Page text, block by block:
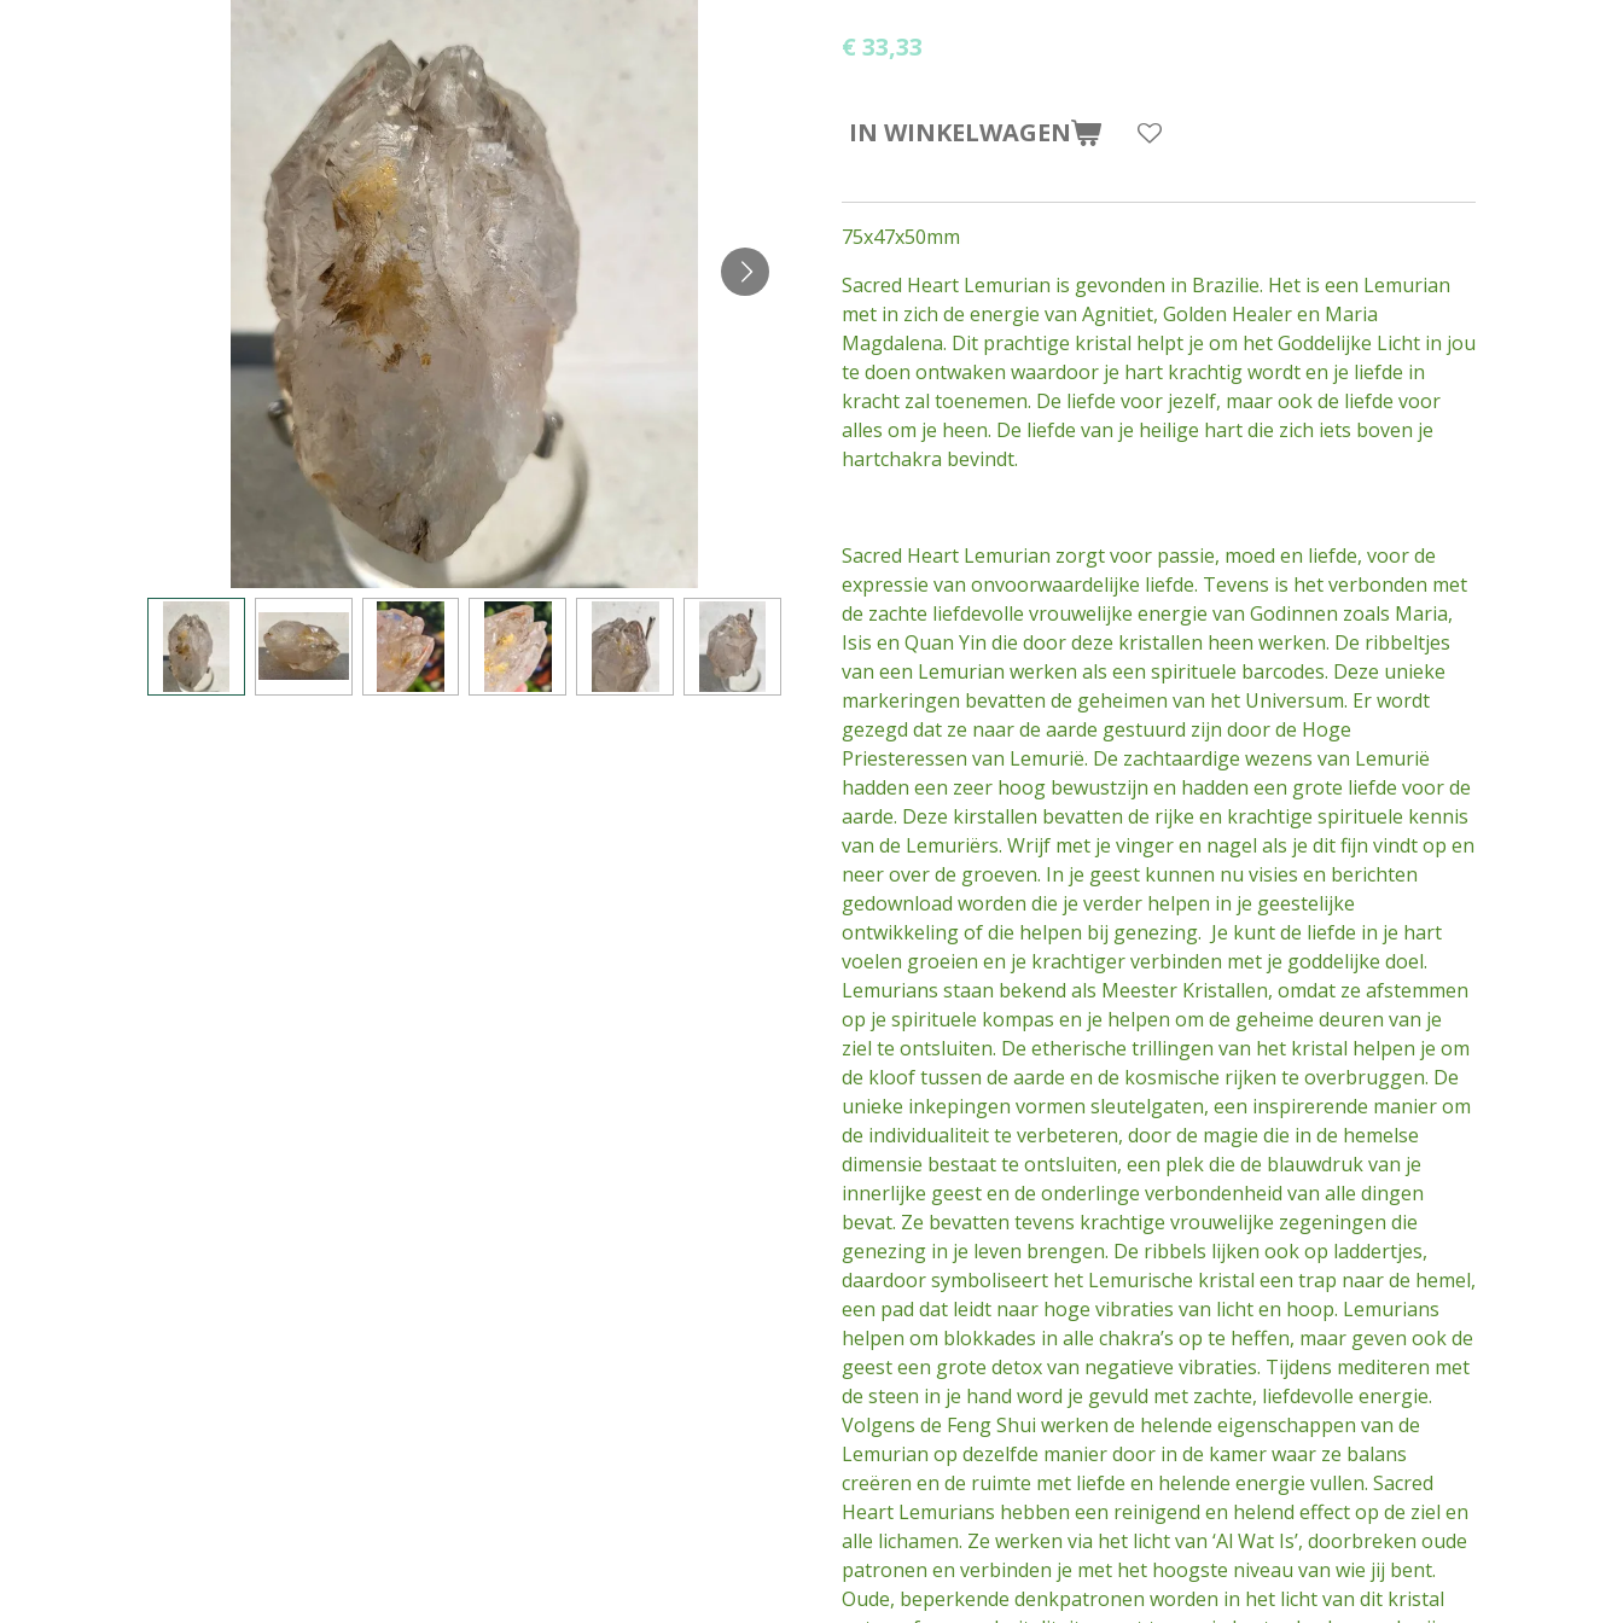
€ 33,33
IN WINKELWAGEN
75x47x50mm
Sacred Heart Lemurian is gevonden in Brazilie. Het is een Lemurian
met in zich de energie van Agnitiet, Golden Healer en Maria
Magdalena. Dit prachtige kristal helpt je om het Goddelijke Licht in jou
te doen ontwaken waardoor je hart krachtig wordt en je liefde in
kracht zal toenemen. De liefde voor jezelf, maar ook de liefde voor
alles om je heen. De liefde van je heilige hart die zich iets boven je
hartchakra bevindt.
Sacred Heart Lemurian zorgt voor passie, moed en liefde, voor de
expressie van onvoorwaardelijke liefde. Tevens is het verbonden met
de zachte liefdevolle vrouwelijke energie van Godinnen zoals Maria,
Isis en Quan Yin die door deze kristallen heen werken. De ribbeltjes
van een Lemurian werken als een spirituele barcodes. Deze unieke
markeringen bevatten de geheimen van het Universum. Er wordt
gezegd dat ze naar de aarde gestuurd zijn door de Hoge
Priesteressen van Lemurië. De zachtaardige wezens van Lemurië
hadden een zeer hoog bewustzijn en hadden een grote liefde voor de
aarde. Deze kirstallen bevatten de rijke en krachtige spirituele kennis
van de Lemuriërs. Wrijf met je vinger en nagel als je dit fijn vindt op en
neer over de groeven. In je geest kunnen nu visies en berichten
gedownload worden die je verder helpen in je geestelijke
ontwikkeling of die helpen bij genezing. Je kunt de liefde in je hart
voelen groeien en je krachtiger verbinden met je goddelijke doel.
Lemurians staan bekend als Meester Kristallen, omdat ze afstemmen
op je spirituele kompas en je helpen om de geheime deuren van je
ziel te ontsluiten. De etherische trillingen van het kristal helpen je om
de kloof tussen de aarde en de kosmische rijken te overbruggen. De
unieke inkepingen vormen sleutelgaten, een inspirerende manier om
de individualiteit te verbeteren, door de magie die in de hemelse
dimensie bestaat te ontsluiten, een plek die de blauwdruk van je
innerlijke geest en de onderlinge verbondenheid van alle dingen
bevat. Ze bevatten tevens krachtige vrouwelijke zegeningen die
genezing in je leven brengen. De ribbels lijken ook op laddertjes,
daardoor symboliseert het Lemurische kristal een trap naar de hemel,
een pad dat leidt naar hoge vibraties van licht en hoop. Lemurians
helpen om blokkades in alle chakra’s op te heffen, maar geven ook de
geest een grote detox van negatieve vibraties. Tijdens mediteren met
de steen in je hand word je gevuld met zachte, liefdevolle energie.
Volgens de Feng Shui werken de helende eigenschappen van de
Lemurian op dezelfde manier door in de kamer waar ze balans
creëren en de ruimte met liefde en helende energie vullen. Sacred
Heart Lemurians hebben een reinigend en helend effect op de ziel en
alle lichamen. Ze werken via het licht van ‘Al Wat Is’, doorbreken oude
patronen en verbinden je met het hoogste niveau van wie jij bent.
Oude, beperkende denkpatronen worden in het licht van dit kristal